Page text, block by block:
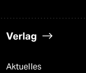
Verlag
Aktuelles